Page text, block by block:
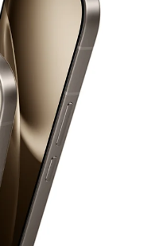
region seçin